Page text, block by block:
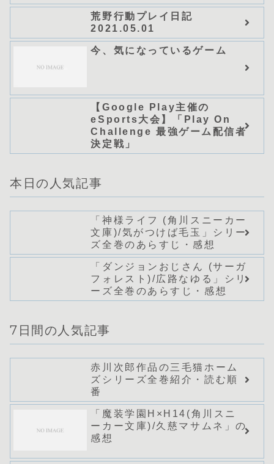
荒野行動プレイ日記
2021.05.01
今、気になっているゲーム
【Google Play主催の
eSports大会】「Play On
Challenge 最強ゲーム配信者
決定戦」
本日の人気記事
「神様ライフ (角川スニーカー
文庫)/気がつけば毛玉」シリー
ズ全巻のあらすじ・感想
「ダンジョンおじさん (サーガ
フォレスト)/広路なゆる」シリ
ーズ全巻のあらすじ・感想
7日間の人気記事
赤川次郎作品の三毛猫ホーム
ズシリーズ全巻紹介・読む順
番
「魔装学園H×H14(角川スニ
ーカー文庫)/久慈マサムネ」の
感想